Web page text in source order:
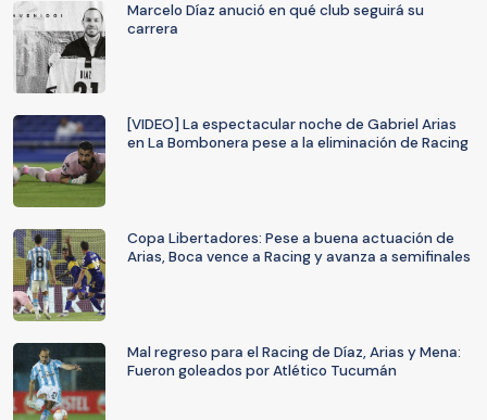
Marcelo Díaz anució en qué club seguirá su
carrera
[VIDEO] La espectacular noche de Gabriel Arias
en La Bombonera pese a la eliminación de Racing
Copa Libertadores: Pese a buena actuación de
Arias, Boca vence a Racing y avanza a semifinales
Mal regreso para el Racing de Díaz, Arias y Mena:
Fueron goleados por Atlético Tucumán